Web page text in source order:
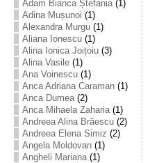
Adam Bianca Ștefania(1)
Adina Mușunoi (1)
Alexandra Murgu(1)
Aliana Ionescu(1)
Alina Ionica Joițoiu(3)
Alina Vasile(1)
Ana Voinescu(1)
Anca Adriana Caraman(1)
Anca Dumea(2)
Anca Mihaela Zaharia(1)
Andreea Alina Brăescu(2)
Andreea Elena Simiz (2)
Angela Moldovan(1)
Angheli Mariana(1)